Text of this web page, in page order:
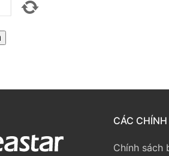
CÁC CHÍNH
Chính sách